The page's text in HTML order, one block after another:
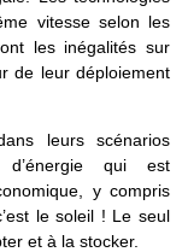
vitesse selon les
les inégalités sur
de leur déploiement
leurs scénarios
d’énergie qui est
y compris
le soleil ! Le seul
et à la stocker.